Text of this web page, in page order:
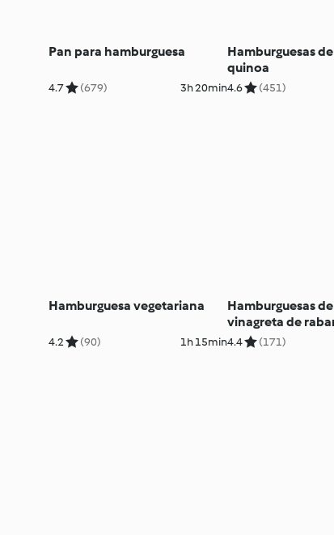
Pan para hamburguesa
4.7 (679) 3h 20min
Hamburguesas
quinoa
4.6 (451)
Hamburguesa vegetariana
4.2 (90) 1h 15min
Hamburguesas
vinagreta de
4.4 (171)